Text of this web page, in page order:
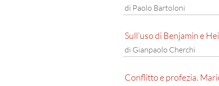
di Paolo Bartoloni
Sull’uso di Benjamin e
di Gianpaolo Cherchi
Conflitto e profezia.